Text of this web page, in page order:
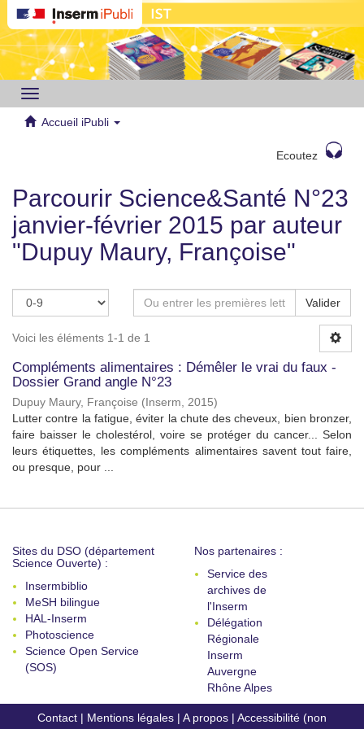
Toggle
navigation
Accueil iPubli
Ecoutez
Parcourir Science&Santé N°23
janvier-février 2015 par auteur
"Dupuy Maury, Françoise"
Valider
Voici les éléments 1-1 de 1
Compléments alimentaires : Démêler le vrai du faux -
Dossier Grand angle N°23
Dupuy Maury, Françoise ( Inserm, 2015)
Lutter contre la fatigue, éviter la chute des cheveux, bien bronzer,
faire baisser le cholestérol, voire se protéger du cancer... Selon
leurs étiquettes, les compléments alimentaires savent tout faire,
ou presque, pour ...
Sites du DSO (département
Science Ouverte) :
Insermbiblio
MeSH bilingue
HAL-Inserm
Photoscience
Science Open Service
(SOS)
Nos partenaires :
Service des
archives de
l'Inserm
Délégation
Régionale
Inserm
Auvergne
Rhône Alpes
Contact | Mentions légales | A propos | Accessibilité (non